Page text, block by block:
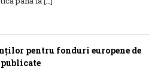
pentru fonduri europene de